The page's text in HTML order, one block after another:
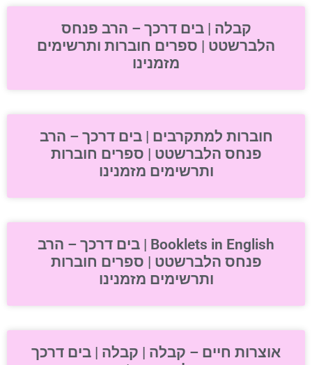
קבלה | בים דרכך – הרב פנחס
הלברשטט | ספרים חוברות ותרשימים
מזמנינו
חוברות למתקרבים | בים דרכך – הרב
פנחס הלברשטט | ספרים חוברות
ותרשימים מזמנינו
Booklets in English | בים דרכך – הרב
פנחס הלברשטט | ספרים חוברות
ותרשימים מזמנינו
אוצרות חיים – קבלה | קבלה | בים דרכך